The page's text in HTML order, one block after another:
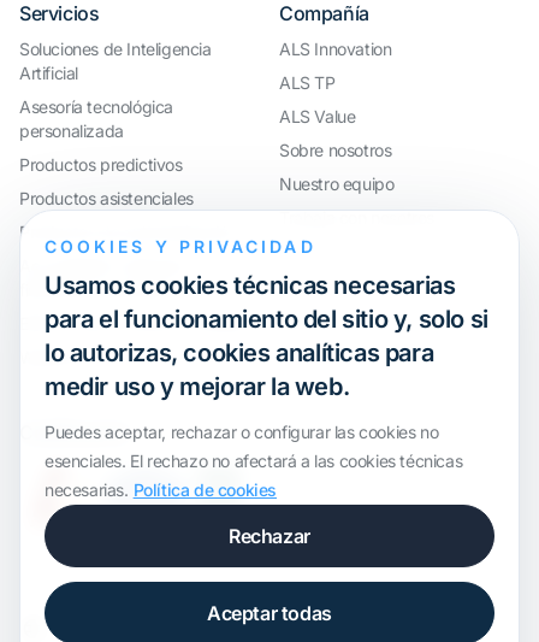
Servicios
Soluciones de Inteligencia
Artificial
Asesoría tecnológica
personalizada
Productos predictivos
Productos asistenciales
Productos de automatización
financiero avanzado
ERP y control horario a medida
Webinar
Compañía
ALS Innovation
ALS TP
ALS Value
Sobre nosotros
Nuestro equipo
Trabaja con nosotros
Certificación
COOKIES Y PRIVACIDAD
Usamos cookies técnicas necesarias
para el funcionamiento del sitio y, solo si
lo autorizas, cookies analíticas para
medir uso y mejorar la web.
Puedes aceptar, rechazar o configurar las cookies no
esenciales. El rechazo no afectará a las cookies técnicas
necesarias. Política de cookies
Rechazar
Aceptar todas